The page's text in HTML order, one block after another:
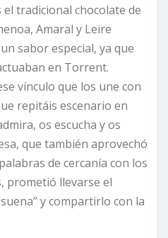
tradicional chocolate de
Amaral y Leire
sabor especial, ya que
en Torrent.
vínculo que los une con
repitáis escenario en
os escucha y os
que también aprovechó
de cercanía con los
prometió llevarse el
y compartirlo con la